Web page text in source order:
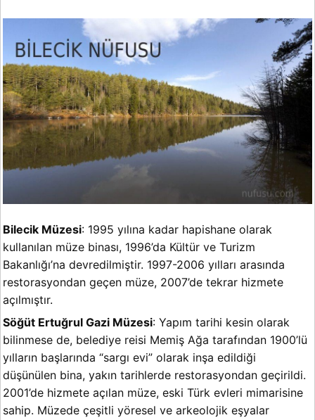
Bilecik Müzesi: 1995 yılına kadar hapishane olarak
kullanılan müze binası, 1996’da Kültür ve Turizm
Bakanlığı’na devredilmiştir. 1997-2006 yılları arasında
restorasyondan geçen müze, 2007’de tekrar hizmete
açılmıştır.
Söğüt Ertuğrul Gazi Müzesi: Yapım tarihi kesin olarak
bilinmese de, belediye reisi Memiş Ağa tarafından 1900’lü
yılların başlarında “sargı evi” olarak inşa edildiği
düşünülen bina, yakın tarihlerde restorasyondan geçirildi.
2001’de hizmete açılan müze, eski Türk evleri mimarisine
sahip. Müzede çeşitli yöresel ve arkeolojik eşyalar